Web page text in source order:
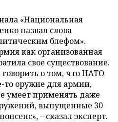
«Национальная
назвал слова
блефом».
как организованная
свое существование.
о том, что НАТО
то оружие для армии,
умеет применять даже
выпущенные 30
– сказал эксперт.